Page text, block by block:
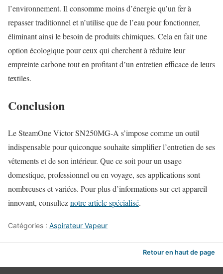
l’environnement. Il consomme moins d’énergie qu’un fer à
repasser traditionnel et n’utilise que de l’eau pour fonctionner,
éliminant ainsi le besoin de produits chimiques. Cela en fait une
option écologique pour ceux qui cherchent à réduire leur
empreinte carbone tout en profitant d’un entretien efficace de leurs
textiles.
Conclusion
Le SteamOne Victor SN250MG-A s’impose comme un outil
indispensable pour quiconque souhaite simplifier l’entretien de ses
vêtements et de son intérieur. Que ce soit pour un usage
domestique, professionnel ou en voyage, ses applications sont
nombreuses et variées. Pour plus d’informations sur cet appareil
innovant, consulteznotre article spécialisé.
Catégories : Aspirateur Vapeur
Retour en haut de page